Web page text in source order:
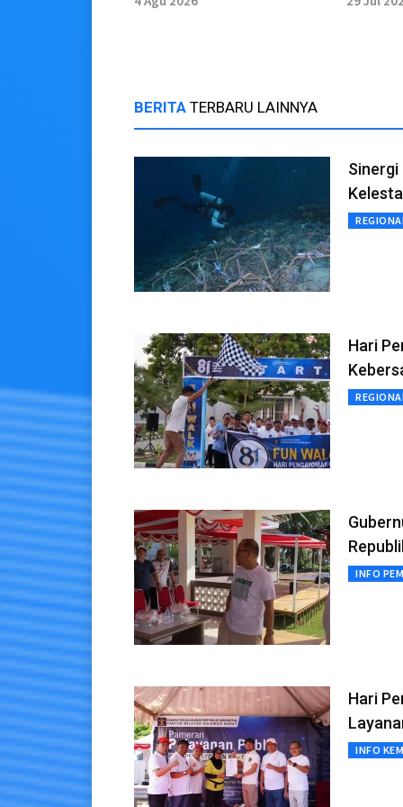
BERITA TERBARU LAINNYA
Sinergi
Hari
INFO
Hari
INFO